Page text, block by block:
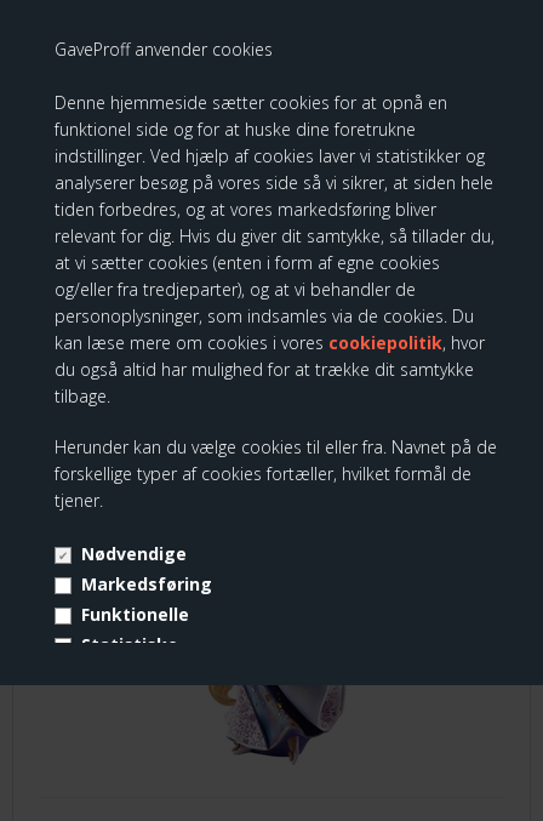
GaveProff anvender cookies
Denne hjemmeside sætter cookies for at opnå en
funktionel side og for at huske dine foretrukne
indstillinger. Ved hjælp af cookies laver vi statistikker og
analyserer besøg på vores side så vi sikrer, at siden hele
tiden forbedres, og at vores markedsføring bliver
relevant for dig. Hvis du giver dit samtykke, så tillader du,
at vi sætter cookies (enten i form af egne cookies
og/eller fra tredjeparter), og at vi behandler de
personoplysninger, som indsamles via de cookies. Du
kan læse mere om cookies i vores cookiepolitik, hvor
du også altid har mulighed for at trække dit samtykke
tilbage.
Herunder kan du vælge cookies til eller fra. Navnet på de
forskellige typer af cookies fortæller, hvilket formål de
tjener.
Nødvendige
Markedsføring
Funktionelle
Statistiske
Vis cookie detaljer
Data:
- Mærke: Disney Showcase
- Højde: H:38 x B:18 x D:25 cm.
- Materiale: Resin
- Emballage: Gaveæske
RELATEREDE PRODUKTER
Disney Showcase - Rapunzel Figur